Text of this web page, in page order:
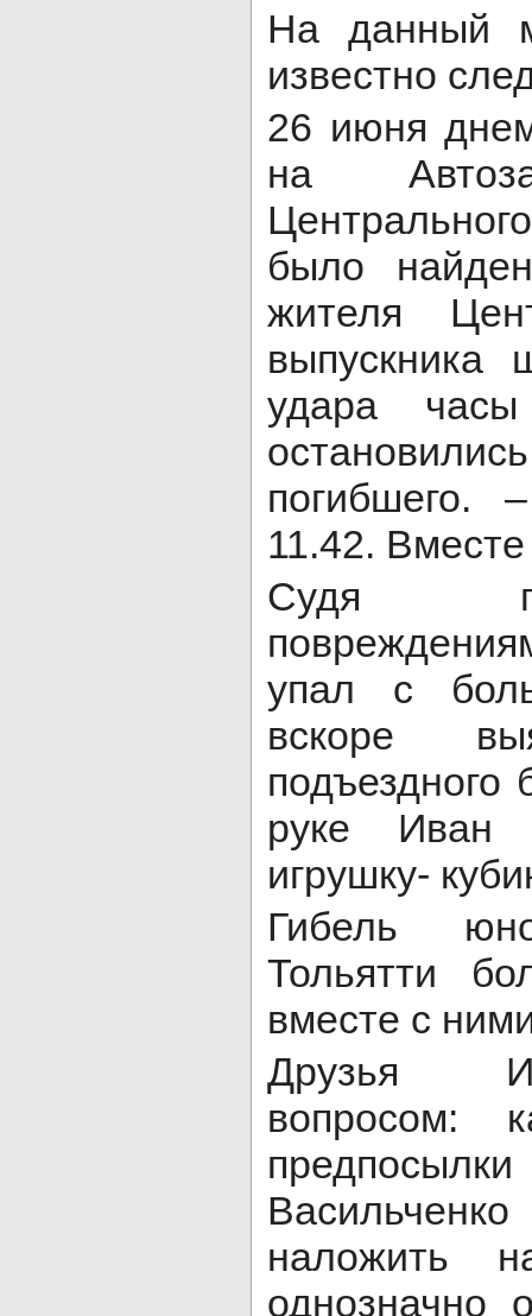
На данный
известно
26 июня
на
было
жителя
удара
погибшего.
11.42.
Судя
упал с
вскоре
подъездного
руке Иван
игрушку-
Гибель
Тольятти
вместе с
Друзья
вопросом:
наложить
однозначно